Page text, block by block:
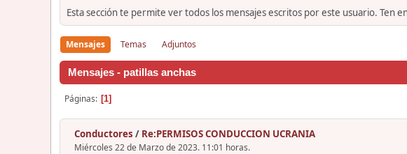
Esta sección te permite ver todos los mensajes escritos por este usuario. Ten
Mensajes Temas Adjuntos
Mensajes - patillas anchas
Páginas 1
Conductores / Re:PERMISOS CONDUCCION UCRANIA
Miércoles 22 de Marzo de 2023. 11:01 horas.